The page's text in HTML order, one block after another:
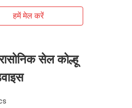
हमें मेल करें
सेल कोल्हू